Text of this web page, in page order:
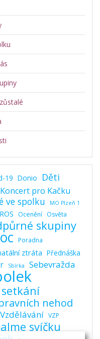
19 Donio Děti
Koncert pro Kačku
ve spolku
MO Plzeň 1
Ocenění Osvěta
skupiny
Poradna
ztráta Přednáška
Sbírka Sebevražda
setkání
nehod
Vzdělávání VZP
svíčku